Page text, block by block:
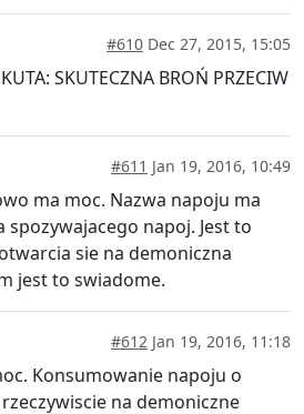
#610 Dec 27, 2015, 15:05
SKUTECZNA BROŃ PRZECIW
#611 Jan 19, 2016, 10:49
ma moc. Nazwa napoju ma
spozywajacego napoj. Jest to
sie na demoniczna
jest to swiadome.
#612 Jan 19, 2016, 11:18
Konsumowanie napoju o
na demoniczne